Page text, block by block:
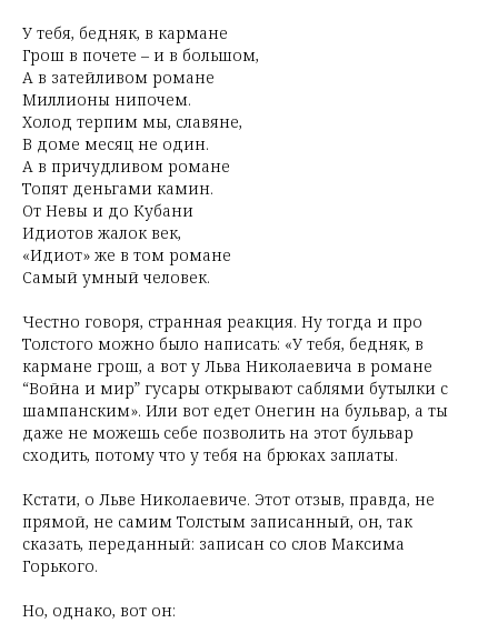
У тебя, бедняк, в кармане
Грош в почете – и в большом,
А в затейливом романе
Миллионы нипочем.
Холод терпим мы, славяне,
В доме месяц не один.
А в причудливом романе
Топят деньгами камин.
От Невы и до Кубани
Идиотов жалок век,
«Идиот» же в том романе
Самый умный человек.
Честно говоря, странная реакция. Ну тогда и про
Толстого можно было написать: «У тебя, бедняк, в
кармане грош, а вот у Льва Николаевича в романе
“Война и мир” гусары открывают саблями бутылки с
шампанским». Или вот едет Онегин на бульвар, а ты
даже не можешь себе позволить на этот бульвар
сходить, потому что у тебя на брюках заплаты.
Кстати, о Льве Николаевиче. Этот отзыв, правда, не
прямой, не самим Толстым записанный, он, так
сказать, переданный: записан со слов Максима
Горького.
Но, однако, вот он: